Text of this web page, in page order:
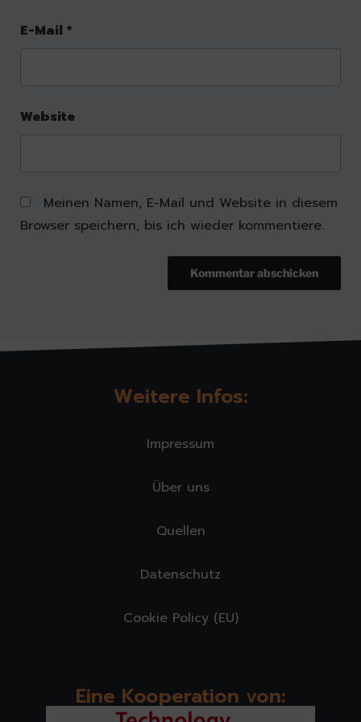
E-Mail *
Website
Meinen Namen, E-Mail und Website in diesem
Browser speichern, bis ich wieder kommentiere.
Weitere Infos:
Impressum
Über uns
Quellen
Datenschutz
Cookie Policy (EU)
Eine Kooperation von: